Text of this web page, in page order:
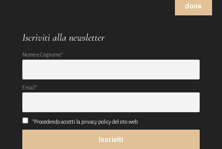
dona
Iscriviti alla newsletter
Nome e Cognome*
Email*
*Procedendo accetti la privacy policy del sito web